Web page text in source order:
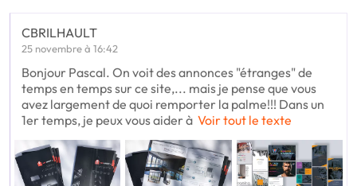
CBRILHAULT
25 novembre à 16:42
Bonjour Pascal. On voit des annonces "étranges" de
temps en temps sur ce site,... mais je pense que vous
avez largement de quoi remporter la palme!!! Dans un
1er temps, je peux vous aider à Voir tout le texte